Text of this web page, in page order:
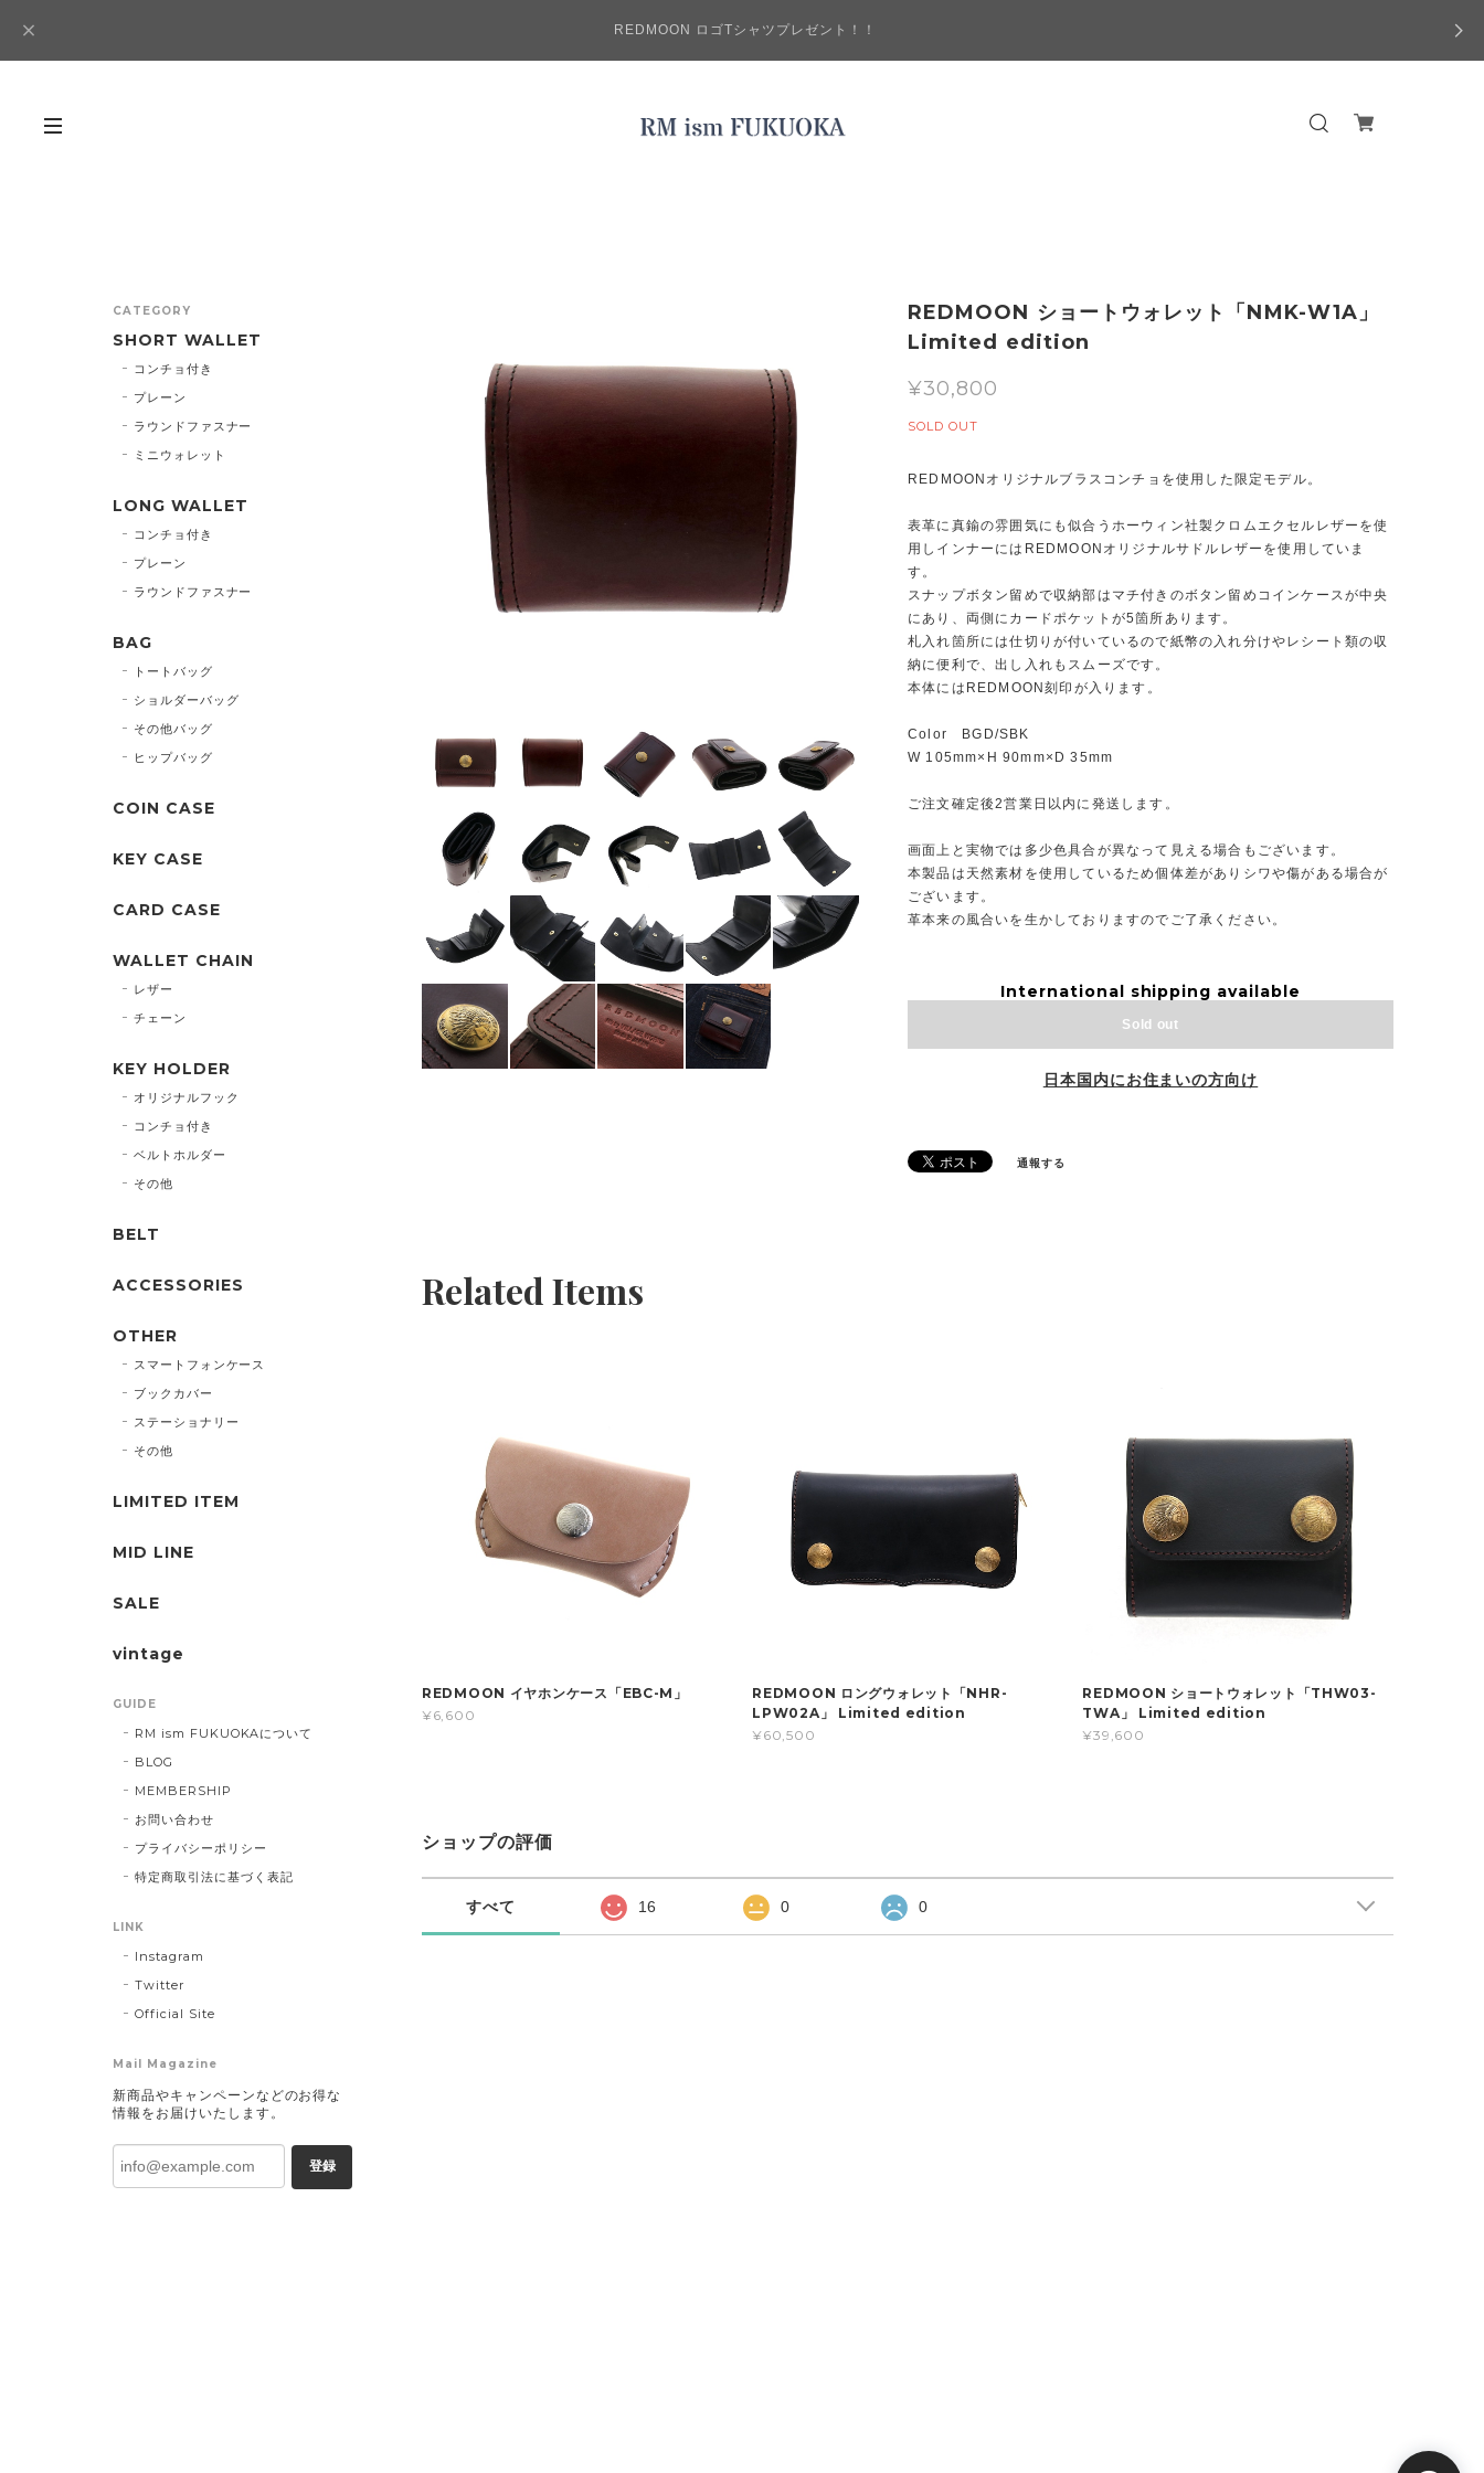
REDMOON ロゴTシャツプレゼント！！
REDMOON ショートウォレット「NMK-W1A」
Limited edition
¥30,800
SOLD OUT
REDMOONオリジナルブラスコンチョを使用した限定モデル。
表革に真鍮の雰囲気にも似合うホーウィン社製クロムエクセルレザーを使
用しインナーにはREDMOONオリジナルサドルレザーを使用していま
す。
スナップボタン留めで収納部はマチ付きのボタン留めコインケースが中央
にあり、両側にカードポケットが5箇所あります。
札入れ箇所には仕切りが付いているので紙幣の入れ分けやレシート類の収
納に便利で、出し入れもスムーズです。
本体にはREDMOON刻印が入ります。
Color BGD/SBK
W 105mm×H 90mm×D 35mm
ご注文確定後2営業日以内に発送します。
画面上と実物では多少色具合が異なって見える場合もございます。
本製品は天然素材を使用しているため個体差がありシワや傷がある場合が
ございます。
革本来の風合いを生かしておりますのでご了承ください。
International shipping available
Sold out
日本国内にお住まいの方向け
通報する
Related Items
REDMOON イヤホンケース「EBC-M」
¥6,600
REDMOON ロングウォレット「NHR-
LPW02A」 Limited edition
¥60,500
REDMOON ショートウォレット「THW03-
TWA」 Limited edition
¥39,600
ショップの評価
すべて 16 0 0
CATEGORY
SHORT WALLET
コンチョ付き
プレーン
ラウンドファスナー
ミニウォレット
LONG WALLET
コンチョ付き
プレーン
ラウンドファスナー
BAG
トートバッグ
ショルダーバッグ
その他バッグ
ヒップバッグ
COIN CASE
KEY CASE
CARD CASE
WALLET CHAIN
レザー
チェーン
KEY HOLDER
オリジナルフック
コンチョ付き
ベルトホルダー
その他
BELT
ACCESSORIES
OTHER
スマートフォンケース
ブックカバー
ステーショナリー
その他
LIMITED ITEM
MID LINE
SALE
vintage
GUIDE
RM ism FUKUOKAについて
BLOG
MEMBERSHIP
お問い合わせ
プライバシーポリシー
特定商取引法に基づく表記
LINK
Instagram
Twitter
Official Site
Mail Magazine
新商品やキャンペーンなどのお得な
情報をお届けいたします。
登録